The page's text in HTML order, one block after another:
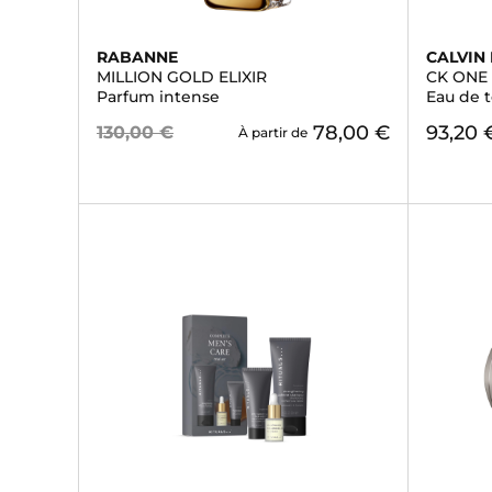
RABANNE
MILLION GOLD ELIXIR
Parfum intense
130,00 € À partir de 78,00 €
CALVIN
CK ONE
Eau de
93,20